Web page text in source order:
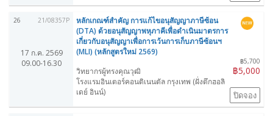
26 21/08357P
17 ก.ค. 2569
09.00-16.30
หลักเกณฑ์สำคัญ การแก้ไขอนุสัญญาภาษีซ้อน
(DTA) ด้วยอนุสัญญาพหุภาคีเพื่อดำเนินมาตรการ
เกี่ยวกับอนุสัญญาเพื่อการเว้นการเก็บภาษีซ้อนฯ
(MLI) (หลักสูตรใหม่ 2569)
฿5,700
฿5,000
วิทยากรผู้ทรงคุณวุฒิ
โรงแรมอินเตอร์คอนติเนนตัล กรุงเทพ (ฝั่งตึกฮอลิ
เดย์ อินน์)
ปิดจอง